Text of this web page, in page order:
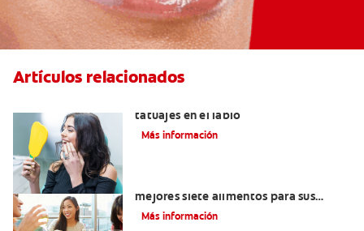
Artículos relacionados
tatuajes en el labio
Más información
mejores siete alimentos para sus
dientes
Más información